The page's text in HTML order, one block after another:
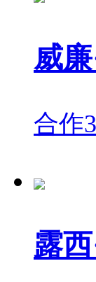
威
合作
露